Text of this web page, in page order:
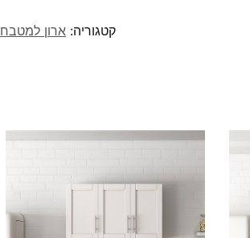
קטגוריה: ארון למטבח